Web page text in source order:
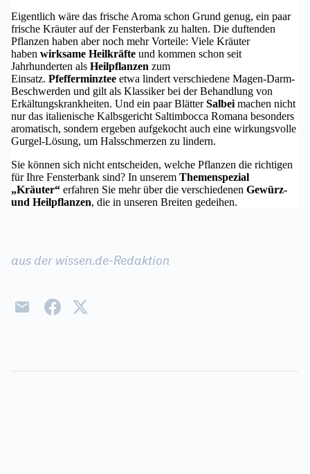
Eigentlich wäre das frische Aroma schon Grund genug, ein paar
frische Kräuter auf der Fensterbank zu halten. Die duftenden
Pflanzen haben aber noch mehr Vorteile: Viele Kräuter
haben wirksame Heilkräfte und kommen schon seit
Jahrhunderten als Heilpflanzen zum
Einsatz. Pfefferminztee etwa lindert verschiedene Magen-Darm-
Beschwerden und gilt als Klassiker bei der Behandlung von
Erkältungskrankheiten. Und ein paar BlätterSalbeimachen nicht
nur das italienische Kalbsgericht Saltimbocca Romana besonders
aromatisch, sondern ergeben aufgekocht auch eine wirkungsvolle
Gurgel-Lösung, um Halsschmerzen zu lindern.
Sie können sich nicht entscheiden, welche Pflanzen die richtigen
für Ihre Fensterbank sind? In unserem Themenspezial
„Kräuter“ erfahren Sie mehr über die verschiedenen Gewürz-
und Heilpflanzen, die in unseren Breiten gedeihen.
aus der wissen.de-Redaktion